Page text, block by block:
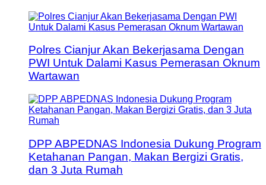
Polres Cianjur Akan Bekerjasama Dengan
PWI Untuk Dalami Kasus Pemerasan Oknum
Wartawan
DPP ABPEDNAS Indonesia Dukung Program
Ketahanan Pangan, Makan Bergizi Gratis,
dan 3 Juta Rumah